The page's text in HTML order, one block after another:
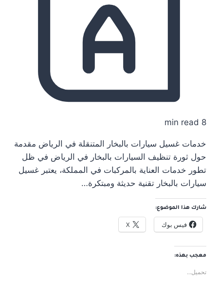
8 min read
خدمات غسيل سيارات بالبخار المتنقلة في الرياض مقدمة
حول ثورة تنظيف السيارات بالبخار في الرياض في ظل
تطور خدمات العناية بالمركبات في المملكة، يعتبر غسيل
سيارات بالبخار تقنية حديثة ومبتكرة…
شارك هذا الموضوع:
فيس بوك X
معجب بهذه:
تحميل...